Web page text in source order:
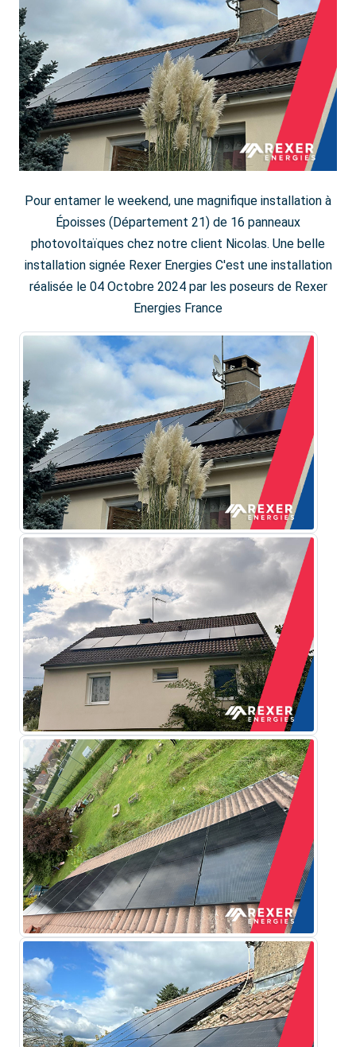
Pour entamer le weekend, une magnifique installation à
Époisses (Département 21) de 16 panneaux
photovoltaïques chez notre client Nicolas. Une belle
installation signée Rexer Energies C'est une installation
réalisée le 04 Octobre 2024 par les poseurs de Rexer
Energies France